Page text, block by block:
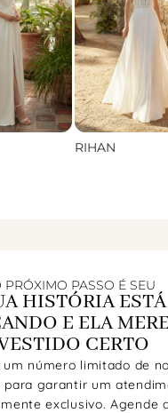
RIHAN
PRÓXIMO PASSO É SEU
HISTÓRIA ESTÁ
E ELA
CERTO
um número limitado de
para garantir um
exclusivo. Agende